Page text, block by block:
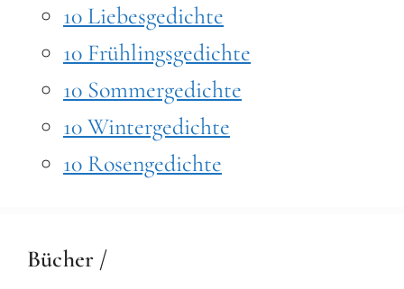
10 Liebesgedichte
10 Frühlingsgedichte
10 Sommergedichte
10 Wintergedichte
10 Rosengedichte
Bücher /